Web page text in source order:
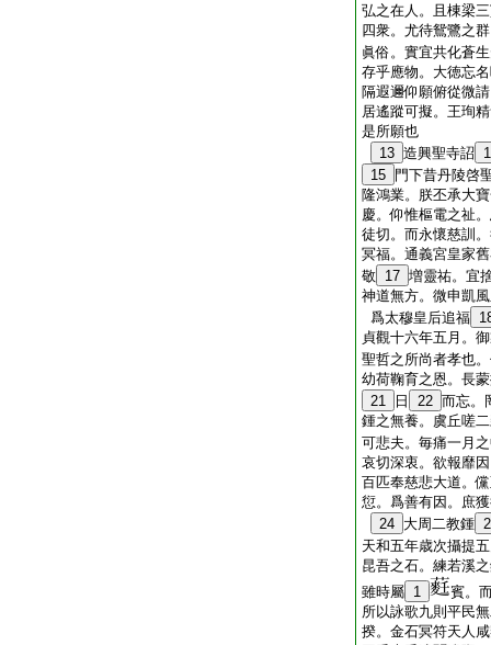
弘之在人。且棟梁
四衆。尤待鴛鷺之
眞俗。實宜共化蒼
存乎應物。大徳忘
隔遐邇仰願俯從微
居遙蹤可擬。王珣
是所願也
13 造興聖寺詔
15
門下昔丹陵啓
隆鴻業。朕丕承大
慶。仰惟樞電之祉
徒切。而永懷慈訓
冥福。通義宮皇家
敬 17 増靈祐。宜
神道無方。微申凱
爲太穆皇后追福
貞觀十六年五月。
聖哲之所尚者孝也
幼荷鞠育之恩。長
21
日 22 而忘。
鍾之無養。虞丘嗟
可悲夫。毎痛一月
哀切深衷。欲報靡
百匹奉慈悲大道。
愆。爲善有因。庶
24 大周二教鍾
天和五年歳次攝提
昆吾之石。練若溪
雖時屬 1
賓。
所以詠歌九則平民
揆。金石冥符天人